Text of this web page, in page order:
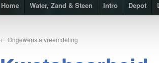
Home Water, Zand & Steen Intro Depot
← Ongewenste vreemdeling